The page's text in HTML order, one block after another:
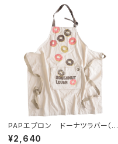
PAPエプロン ドーナツラバー（D
L/72976）
¥2,640